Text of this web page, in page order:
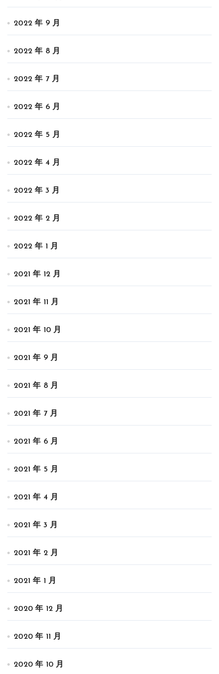
2022 年 9 月
2022 年 8 月
2022 年 7 月
2022 年 6 月
2022 年 5 月
2022 年 4 月
2022 年 3 月
2022 年 2 月
2022 年 1 月
2021 年 12 月
2021 年 11 月
2021 年 10 月
2021 年 9 月
2021 年 8 月
2021 年 7 月
2021 年 6 月
2021 年 5 月
2021 年 4 月
2021 年 3 月
2021 年 2 月
2021 年 1 月
2020 年 12 月
2020 年 11 月
2020 年 10 月